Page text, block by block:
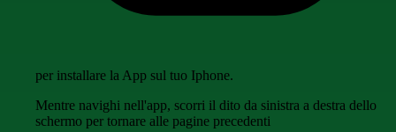
per installare la App sul tuo Iphone.
Mentre navighi nell'app, scorri il dito da sinistra a destra dello
schermo per tornare alle pagine precedenti